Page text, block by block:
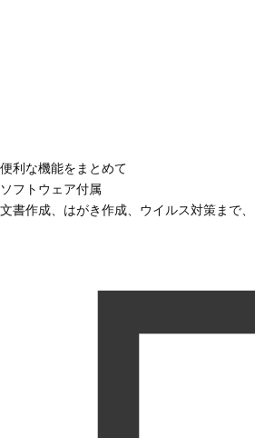
便利な機能をまとめて
ソフトウェア付属
文書作成、はがき作成、ウイルス対策まで